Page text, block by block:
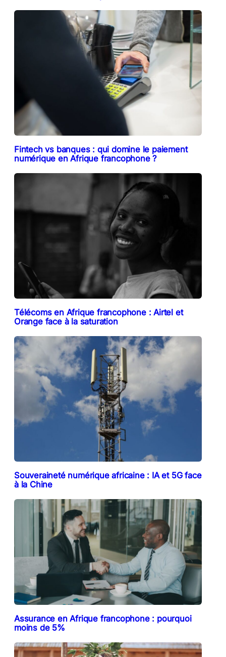
Fintech vs banques : qui domine le paiement
numérique en Afrique francophone ?
Télécoms en Afrique francophone : Airtel et
Orange face à la saturation
Souveraineté numérique africaine : IA et 5G face
à la Chine
Assurance en Afrique francophone : pourquoi
moins de 5%